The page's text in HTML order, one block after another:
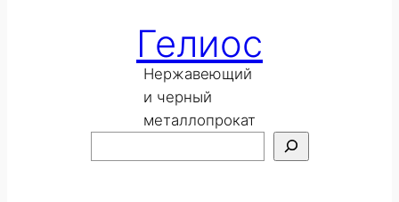
Гелиос
Нержавеющий
и черный
металлопрокат